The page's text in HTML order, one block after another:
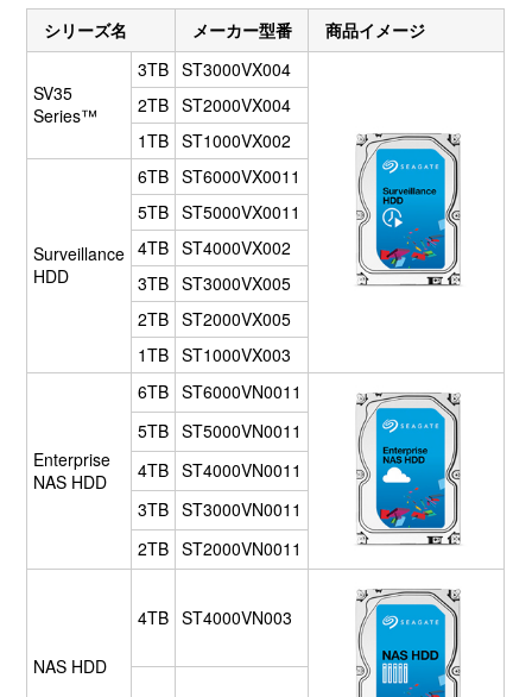
シリーズ名 メーカー型番 商品イメージ
SV35
Series™
3TB ST3000VX004
2TB ST2000VX004
1TB ST1000VX002
Surveillance
HDD
6TB ST6000VX0011
5TB ST5000VX0011
4TB ST4000VX002
3TB ST3000VX005
2TB ST2000VX005
1TB ST1000VX003
Enterprise
NAS HDD
6TB ST6000VN0011
5TB ST5000VN0011
4TB ST4000VN0011
3TB ST3000VN0011
2TB ST2000VN0011
NAS HDD
4TB ST4000VN003